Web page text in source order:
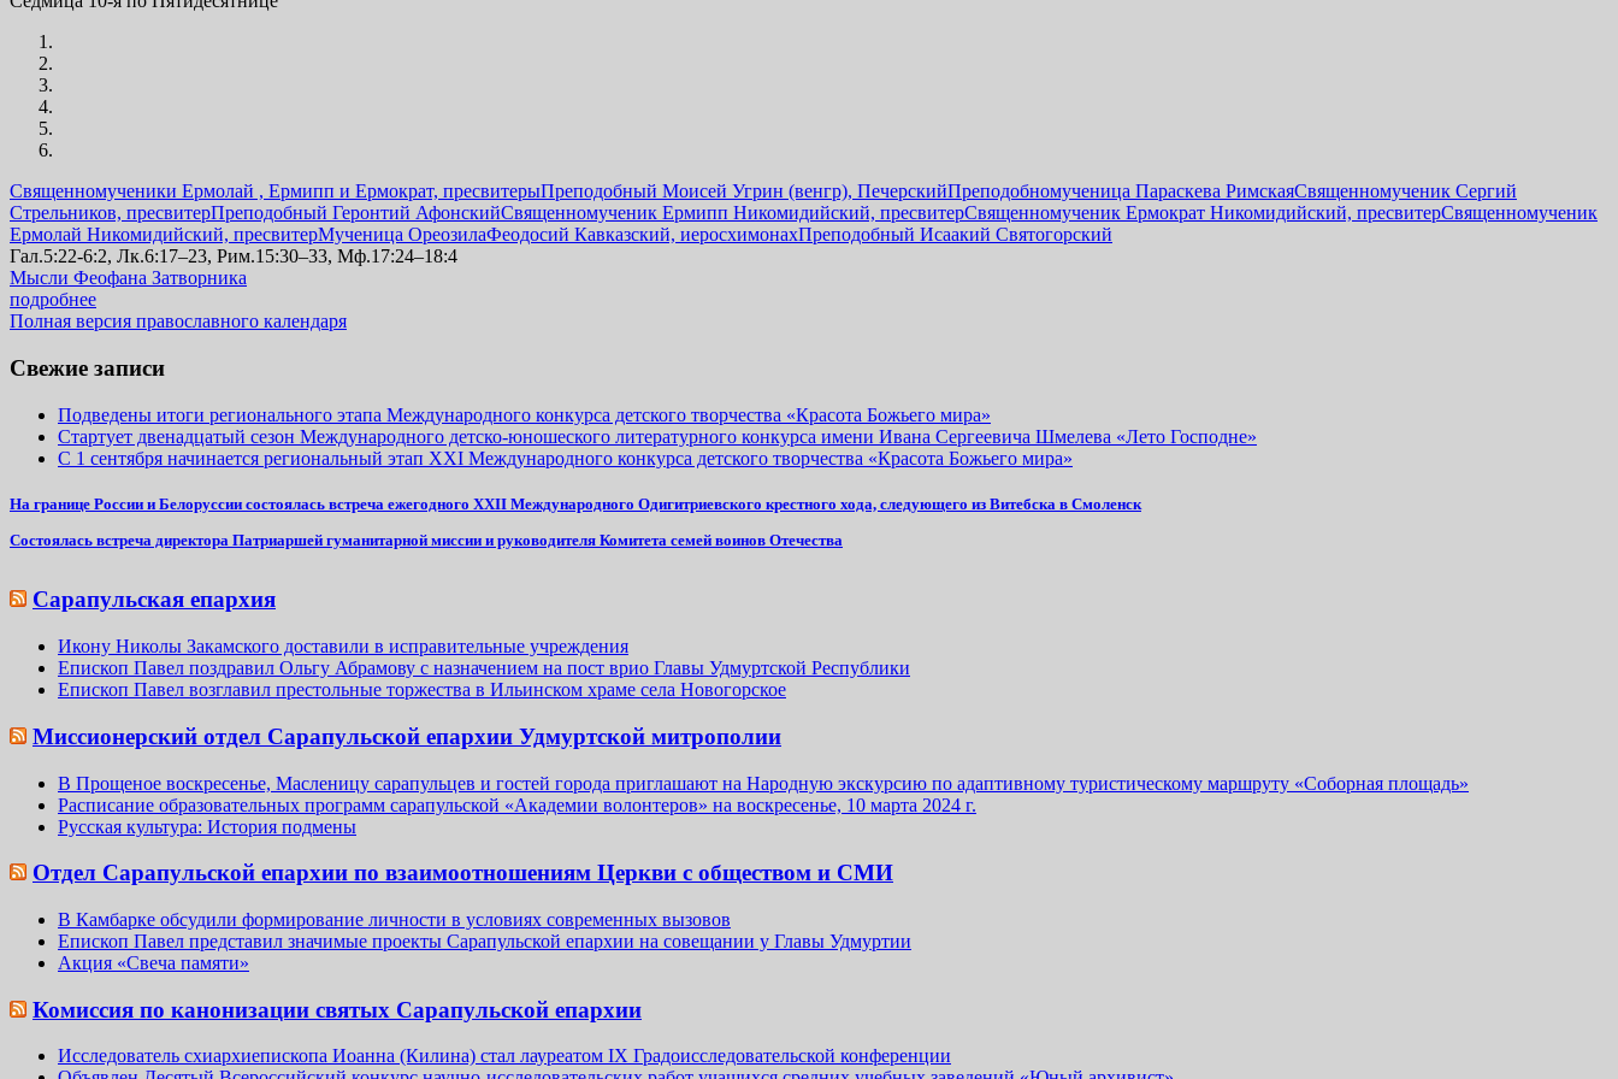
Священномученики Ермолай , Ермипп и Ермократ, пресвитерыПреподобный Моисей Угрин (венгр), ПечерскийПреподобномученица Параскева РимскаяСвященномученик Сергий
Стрельников, пресвитерПреподобный Геронтий АфонскийСвященномученик Ермипп Никомидийский, пресвитерСвященномученик Ермократ Никомидийский, пресвитерСвященномученик
Ермолай Никомидийский, пресвитерМученица ОреозилаФеодосий Кавказский, иеросхимонахПреподобный Исаакий Святогорский
Гал.5:22-6:2, Лк.6:17–23, Рим.15:30–33, Мф.17:24–18:4
Мысли Феофана Затворника
подробнее
Полная версия православного календаря
Свежие записи
Подведены итоги регионального этапа Международного конкурса детского творчества «Красота Божьего мира»
Стартует двенадцатый сезон Международного детско-юношеского литературного конкурса имени Ивана Сергеевича Шмелева «Лето Господне»
С 1 сентября начинается региональный этап XXI Международного конкурса детского творчества «Красота Божьего мира»
На границе России и Белоруссии состоялась встреча ежегодного XXII Международного Одигитриевского крестного хода, следующего из Витебска в Смоленск
Состоялась встреча директора Патриаршей гуманитарной миссии и руководителя Комитета семей воинов Отечества
Сарапульская епархия
Икону Николы Закамского доставили в исправительные учреждения
Епископ Павел поздравил Ольгу Абрамову с назначением на пост врио Главы Удмуртской Республики
Епископ Павел возглавил престольные торжества в Ильинском храме села Новогорское
Миссионерский отдел Сарапульской епархии Удмуртской митрополии
В Прощеное воскресенье, Масленицу сарапульцев и гостей города приглашают на Народную экскурсию по адаптивному туристическому маршруту «Соборная площадь»
Расписание образовательных программ сарапульской «Академии волонтеров» на воскресенье, 10 марта 2024 г.
Русская культура: История подмены
Отдел Сарапульской епархии по взаимоотношениям Церкви с обществом и СМИ
В Камбарке обсудили формирование личности в условиях современных вызовов
Епископ Павел представил значимые проекты Сарапульской епархии на совещании у Главы Удмуртии
Акция «Свеча памяти»
Комиссия по канонизации святых Сарапульской епархии
Исследователь схиархиепископа Иоанна (Килина) стал лауреатом IX Градоисследовательской конференции